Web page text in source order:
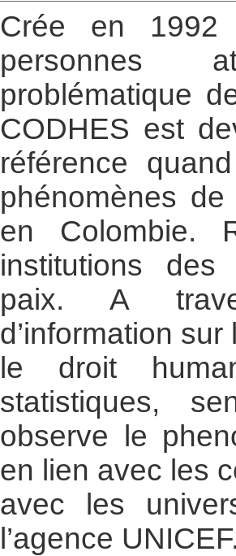
Crée en
personnes
problématique
CODHES est
référence
phénomènes
en Colombie.
institutions
paix. A
d’information
le droit
statistiques,
observe le
en lien avec les
avec les
l’agence